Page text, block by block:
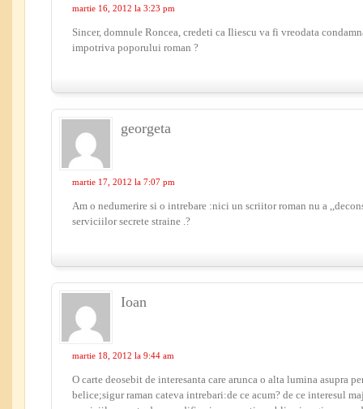
martie 16, 2012 la 3:23 pm
Sincer, domnule Roncea, credeti ca Iliescu va fi vreodata
impotriva poporului roman ?
georgeta
martie 17, 2012 la 7:07 pm
Am o nedumerire si o intrebare :nici un scriitor roman nu a
serviciilor secrete straine .?
Ioan
martie 18, 2012 la 9:44 am
O carte deosebit de interesanta care arunca o alta lumina asupra
belice;sigur raman cateva intrebari:de ce acum? de ce interesul